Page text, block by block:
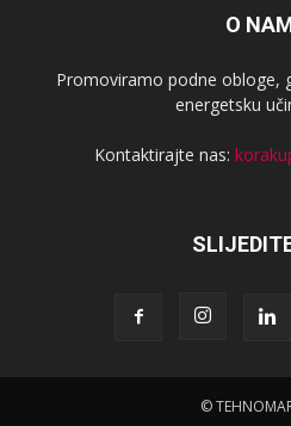
O
Promoviramo podne obloge,
energetsku
Kontaktirajte nas:
©